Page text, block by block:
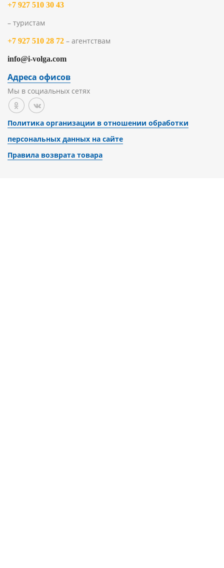
+7 927 510 30 43
– туристам
+7 927 510 28 72 – агентствам
info@i-volga.com
Адреса офисов
Мы в социальных сетях
Политика организации в отношении обработки
персональных данных на сайте
Правила возврата товара